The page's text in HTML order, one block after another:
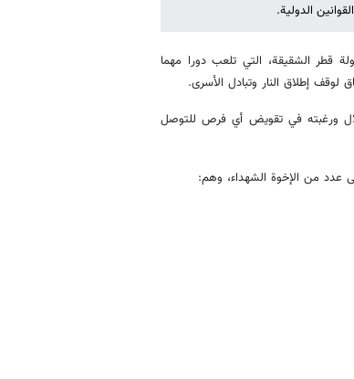
الدولية.
قطر الشقيقة، التي تلعب دورا مهما
لوقف إطلاق النار وتبادل الأسرى.
ورغبته في تقويض أي فرص للتوصل
عدد من الإخوة الشهداء، وهم: